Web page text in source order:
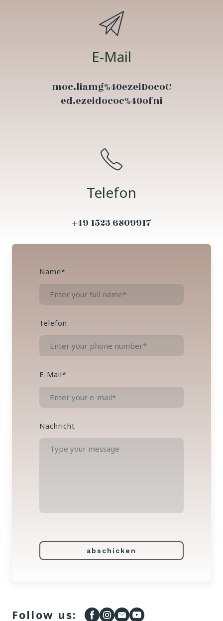
E-Mail
moc.liamg%40ezeiDocoC
ed.ezeidococ%40ofni
Telefon
+49 1523 6809917
Name*
Telefon
E-Mail*
Nachricht
abschicken
Follow us: